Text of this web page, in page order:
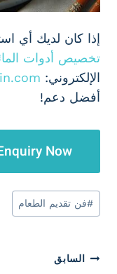
إذا كان لديك أي
تخصيص أدوات
الإلكتروني:
أفضل دعم!
Now
وسوم
المقال:
#فن تقديم الطعام
تصفّح
السابق